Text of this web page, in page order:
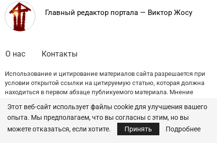
Главный редактор портала — Виктор Жосу
О нас Контакты
Использование и цитирование материалов сайта разрешается при
условии открытой ссылки на цитируемую статью, которая должна
находиться в первом абзаце публикуемого материала. Мнение
© 2022 — All Rights Reserved. Traditia.md
Этот веб-сайт использует файлы cookie для улучшения вашего
опыта. Мы предполагаем, что вы согласны с этим, но вы
можете отказаться, если хотите.
Принять Подробнее